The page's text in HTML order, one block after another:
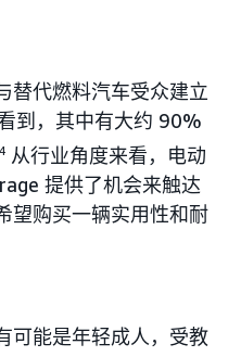
替代燃料汽车受众建立
到，其中有大约 90%
4 从行业角度来看，电动
提供了机会来触达
望购买一辆实用性和耐
可能是年轻成人，受教